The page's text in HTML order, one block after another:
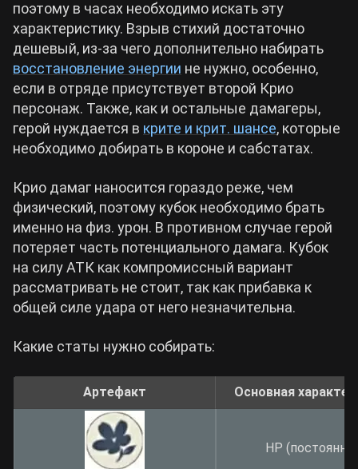
поэтому в часах необходимо искать эту
характеристику. Взрыв стихий достаточно
дешевый, из-за чего дополнительно набирать
восстановление энергии не нужно, особенно,
если в отряде присутствует второй Крио
персонаж. Также, как и остальные дамагеры,
герой нуждается в крите и крит. шансе, которые
необходимо добирать в короне и сабстатах.
Крио дамаг наносится гораздо реже, чем
физический, поэтому кубок необходимо брать
именно на физ. урон. В противном случае герой
потеряет часть потенциального дамага. Кубок
на силу АТК как компромиссный вариант
рассматривать не стоит, так как прибавка к
общей силе удара от него незначительна.
Какие статы нужно собирать:
Артефакт Основная
HP